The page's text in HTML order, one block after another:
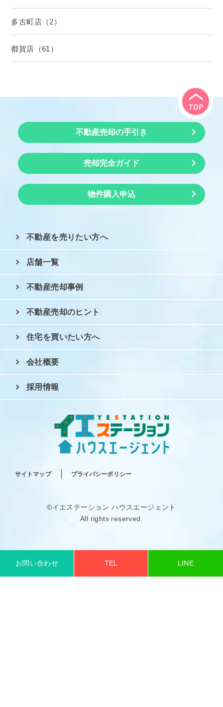
多古町店（2）
都賀店（61）
不動産売却の手引き
売却完全ガイド
物件購入申込
サイトマップ プライバシーポリシー
不動産を売りたい方へ
店舗一覧
不動産売却事例
不動産売却のヒント
住宅を買いたい方へ
会社概要
採用情報
©イエステーション ハウスエージェント
All rights reserved.
お問い合わせ TEL LINE